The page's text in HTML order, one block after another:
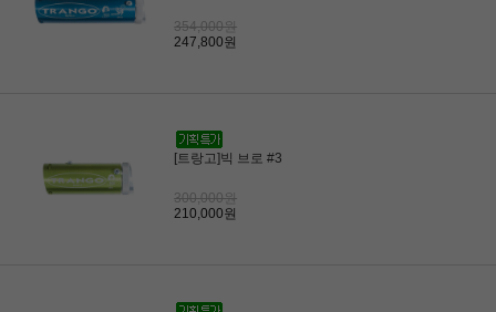
354,000원
247,800원
[트랑고]빅 브로 #3
300,000원
210,000원